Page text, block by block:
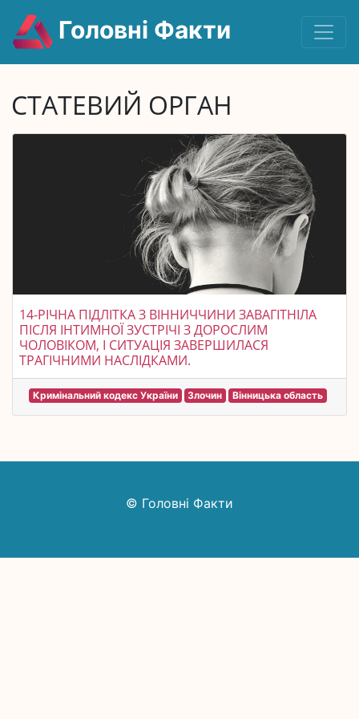
Головні Факти
СТАТЕВИЙ ОРГАН
14-РІЧНА ПІДЛІТКА З ВІННИЧЧИНИ ЗАВАГІТНІЛА
ПІСЛЯ ІНТИМНОЇ ЗУСТРІЧІ З ДОРОСЛИМ
ЧОЛОВІКОМ, І СИТУАЦІЯ ЗАВЕРШИЛАСЯ
ТРАГІЧНИМИ НАСЛІДКАМИ.
Кримінальний кодекс України Злочин Вінницька область
© Головні Факти